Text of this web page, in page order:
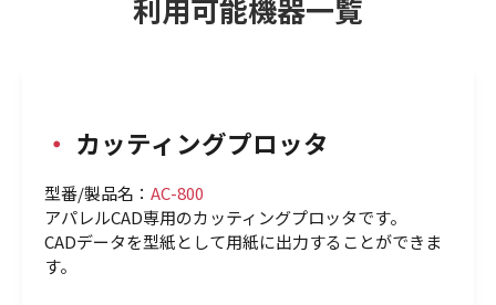
利用可能機器一覧
・ カッティングプロッタ
型番/製品名： AC-800
アパレルCAD専用のカッティングプロッタです。
CADデータを型紙として用紙に出力することができま
す。